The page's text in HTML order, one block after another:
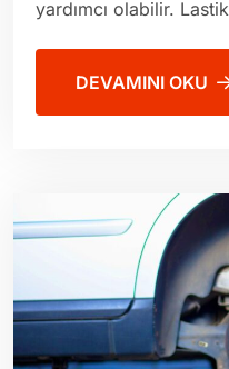
yardımcı olabilir. Lastik
DEVAMINI OKU